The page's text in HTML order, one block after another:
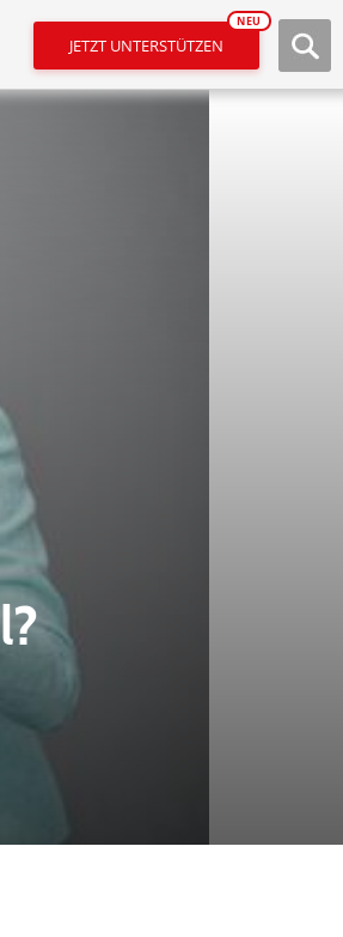
JETZT UNTERSTÜTZEN
NEU